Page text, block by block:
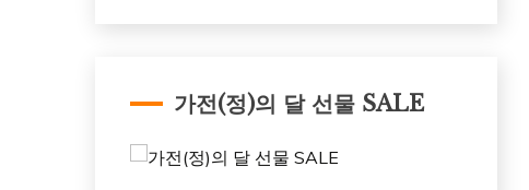
가전(정)의 달 선물 SALE